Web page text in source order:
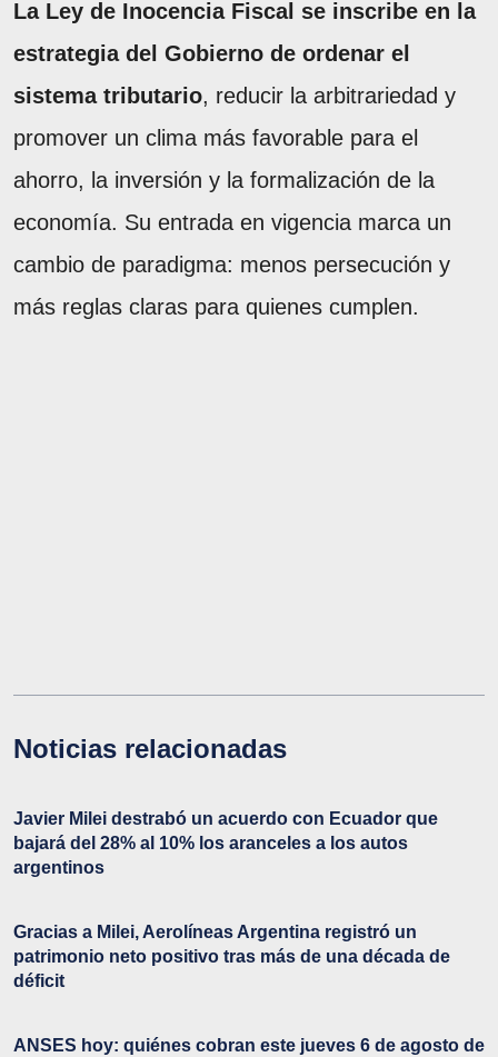
La Ley de Inocencia Fiscal se inscribe en la
estrategia del Gobierno de ordenar el
sistema tributario, reducir la arbitrariedad y
promover un clima más favorable para el
ahorro, la inversión y la formalización de la
economía. Su entrada en vigencia marca un
cambio de paradigma: menos persecución y
más reglas claras para quienes cumplen.
Noticias relacionadas
Javier Milei destrabó un acuerdo con Ecuador que
bajará del 28% al 10% los aranceles a los autos
argentinos
Gracias a Milei, Aerolíneas Argentina registró un
patrimonio neto positivo tras más de una década de
déficit
ANSES hoy: quiénes cobran este jueves 6 de agosto de